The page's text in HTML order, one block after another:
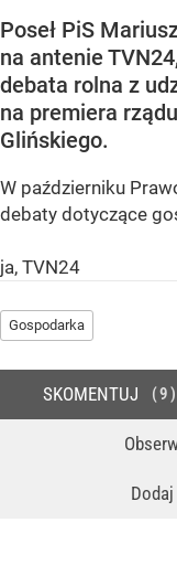
Poseł PiS
na antenie
debata rolna z
na premiera
Glińskiego.
W październiku
debaty dotyczące
ja, TVN24
Gospodarka
SKOMENTUJ 9